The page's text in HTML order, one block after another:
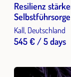
Resilienz
Kall, Deutschland
545 € / 5 days